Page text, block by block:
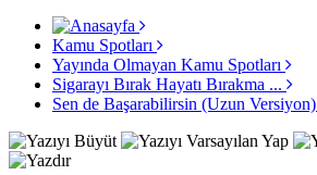
Kamu Spotları
Yayında Olmayan Kamu Spotları
Sigarayı Bırak Hayatı Bırakma ...
Sen de Başarabilirsin (Uzun Versiyon)